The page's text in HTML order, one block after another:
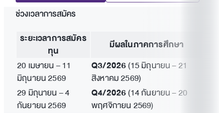
ช่วงเวลาการสมัคร
ระยะเวลาการสมัคร
ทุน
มีผลในภาคการศึกษา
20 เมษายน – 11
มิถุนายน 2569
Q3/2026(15 มิถุนายน – 21
สิงหาคม 2569)
29 มิถุนายน – 4
กันยายน 2569
Q4/2026(14 กันยายน – 20
พฤศจิกายน 2569)